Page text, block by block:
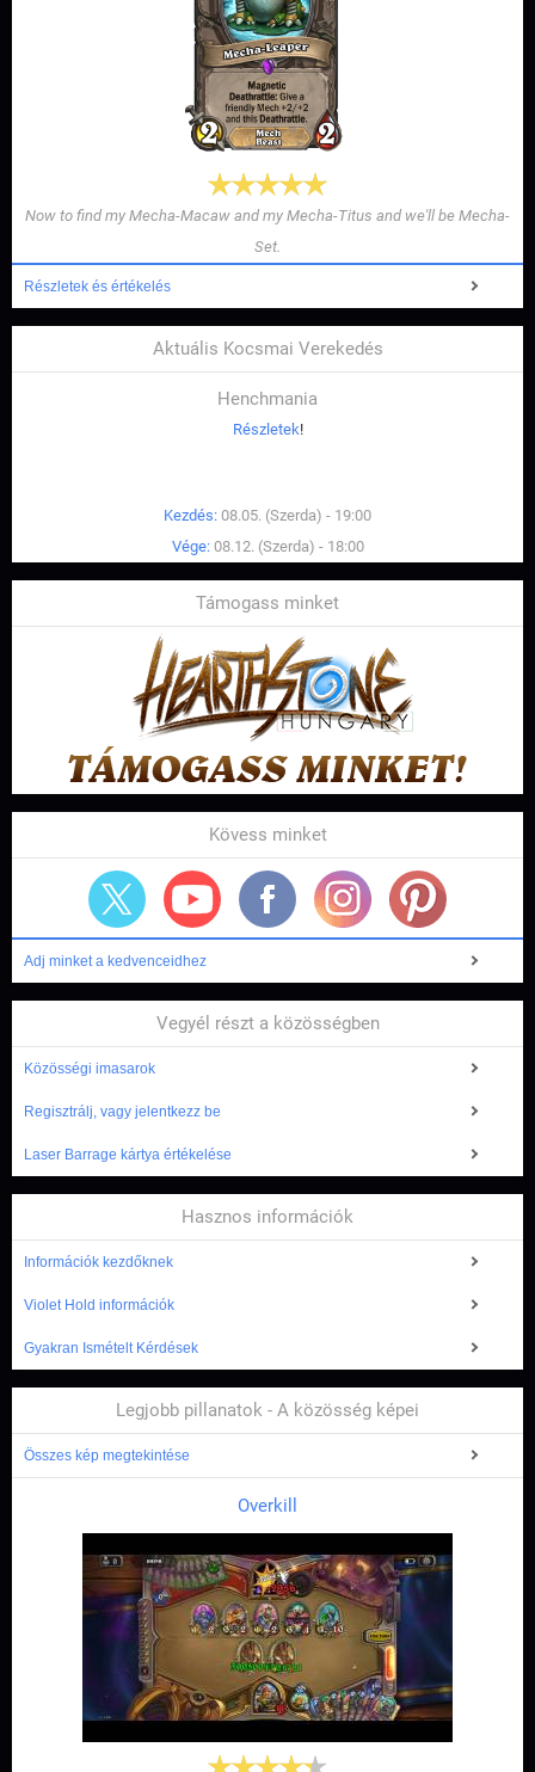
Now to find my Mecha-Macaw and my Mecha-Titus and we'll be Mecha-
Set.
Részletek és értékelés
Aktuális Kocsmai Verekedés
Henchmania
Részletek!
Kezdés: 08.05. (Szerda) - 19:00
Vége: 08.12. (Szerda) - 18:00
Támogass minket
Kövess minket
Adj minket a kedvenceidhez
Vegyél részt a közösségben
Közösségi imasarok
Regisztrálj, vagy jelentkezz be
Laser Barrage kártya értékelése
Hasznos információk
Információk kezdőknek
Violet Hold információk
Gyakran Ismételt Kérdések
Legjobb pillanatok - A közösség képei
Összes kép megtekintése
Overkill